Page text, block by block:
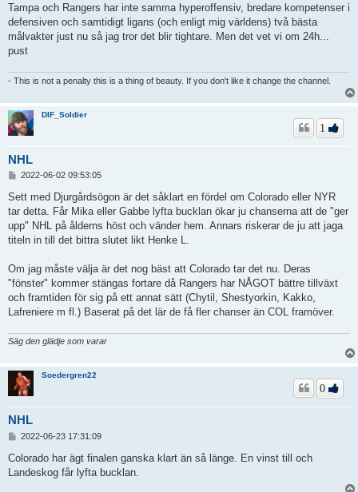
Tampa och Rangers har inte samma hyperoffensiv, bredare kompetenser i
defensiven och samtidigt ligans (och enligt mig världens) två bästa
målvakter just nu så jag tror det blir tightare. Men det vet vi om 24h...
pust
- This is not a penalty this is a thing of beauty. If you don't like it change the channel.
DIF_Soldier
NHL
1
l
g
g
2022-06-02 09:53:05
Sett med Djurgårdsögon är det såklart en fördel om Colorado eller NYR
tar detta. Får Mika eller Gabbe lyfta bucklan ökar ju chanserna att de "ger
upp" NHL på ålderns höst och vänder hem. Annars riskerar de ju att jaga
titeln in till det bittra slutet likt Henke L.
Om jag måste välja är det nog bäst att Colorado tar det nu. Deras
"fönster" kommer stängas fortare då Rangers har NÅGOT bättre tillväxt
och framtiden för sig på ett annat sätt (Chytil, Shestyorkin, Kakko,
Lafreniere m fl.) Baserat på det lär de få fler chanser än COL framöver.
Säg den glädje som varar
Soedergren22
NHL
0
l
g
2022-06-23 17:31:09
Colorado har ägt finalen ganska klart än så länge. En vinst till och
Landeskog får lyfta bucklan.